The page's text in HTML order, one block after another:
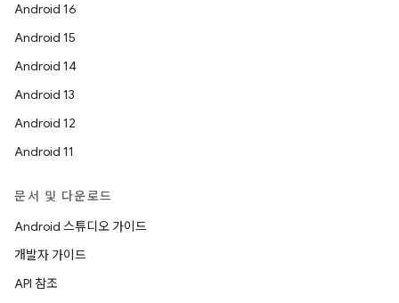
Android 16
Android 15
Android 14
Android 13
Android 12
Android 11
문서 및 다운로드
Android 스튜디오 가이드
개발자 가이드
API 참조